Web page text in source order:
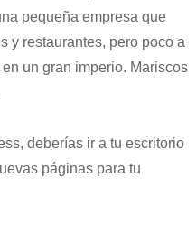
pequeña empresa que
y restaurantes, pero poco a
un gran imperio. Mariscos
deberías ir a tu escritorio
páginas para tu